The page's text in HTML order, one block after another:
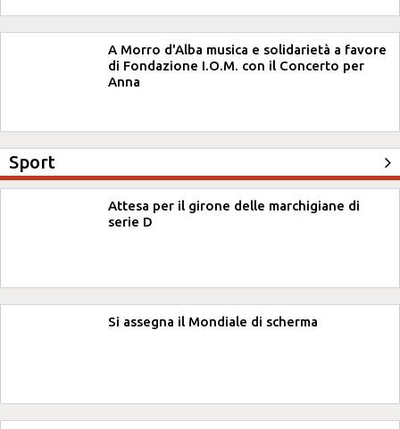
A Morro d'Alba musica e solidarietà a favore
di Fondazione I.O.M. con il Concerto per
Anna
Sport
Attesa per il girone delle marchigiane di
serie D
Si assegna il Mondiale di scherma